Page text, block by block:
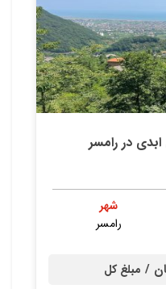
در رامسر
شهر
رامسر
مبلغ کل